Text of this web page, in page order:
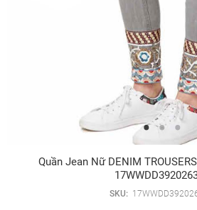
Quần Jean Nữ DENIM
SKU: